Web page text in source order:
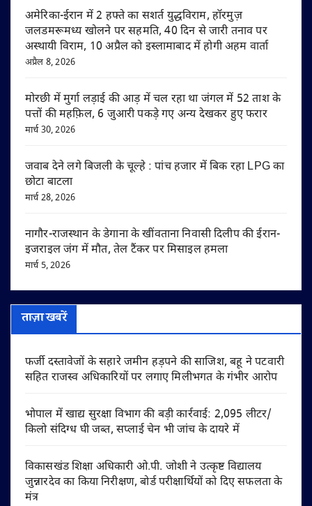
अमेरिका-ईरान में 2 हफ्ते का सशर्त युद्धविराम, हॉरमुज़
जलडमरूमध्य खोलने पर सहमति, 40 दिन से जारी तनाव पर
अस्थायी विराम, 10 अप्रैल को इस्लामाबाद में होगी अहम वार्ता
अप्रैल 8, 2026
मोरछी में मुर्गा लड़ाई की आड़ में चल रहा था जंगल में 52 ताश के
पत्तों की महफ़िल, 6 जुआरी पकड़े गए अन्य देखकर हुए फरार
मार्च 30, 2026
जवाब देने लगे बिजली के चूल्हे : पांच हजार में बिक रहा LPG का
छोटा बाटला
मार्च 28, 2026
नागौर-राजस्थान के डेगाना के खींवताना निवासी दिलीप की ईरान-
इजराइल जंग में मौत, तेल टैंकर पर मिसाइल हमला
मार्च 5, 2026
ताज़ा खबरें
फर्जी दस्तावेजों के सहारे जमीन हड़पने की साजिश, बहू ने पटवारी
सहित राजस्व अधिकारियों पर लगाए मिलीभगत के गंभीर आरोप
भोपाल में खाद्य सुरक्षा विभाग की बड़ी कार्रवाई: 2,095 लीटर/
किलो संदिग्ध घी जब्त, सप्लाई चेन भी जांच के दायरे में
विकासखंड शिक्षा अधिकारी ओ.पी. जोशी ने उत्कृष्ट विद्यालय
जुन्नारदेव का किया निरीक्षण, बोर्ड परीक्षार्थियों को दिए सफलता के
मंत्र